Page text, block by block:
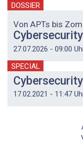
DOSSIER
Von APTs bis
Cybersecurity
27.07.2026 - 09:00
SPECIAL
17.02.2021 - 11:47